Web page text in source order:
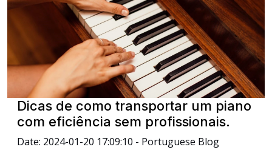
Dicas de como transportar um piano
com eficiência sem profissionais.
Date: 2024-01-20 17:09:10 - Portuguese Blog